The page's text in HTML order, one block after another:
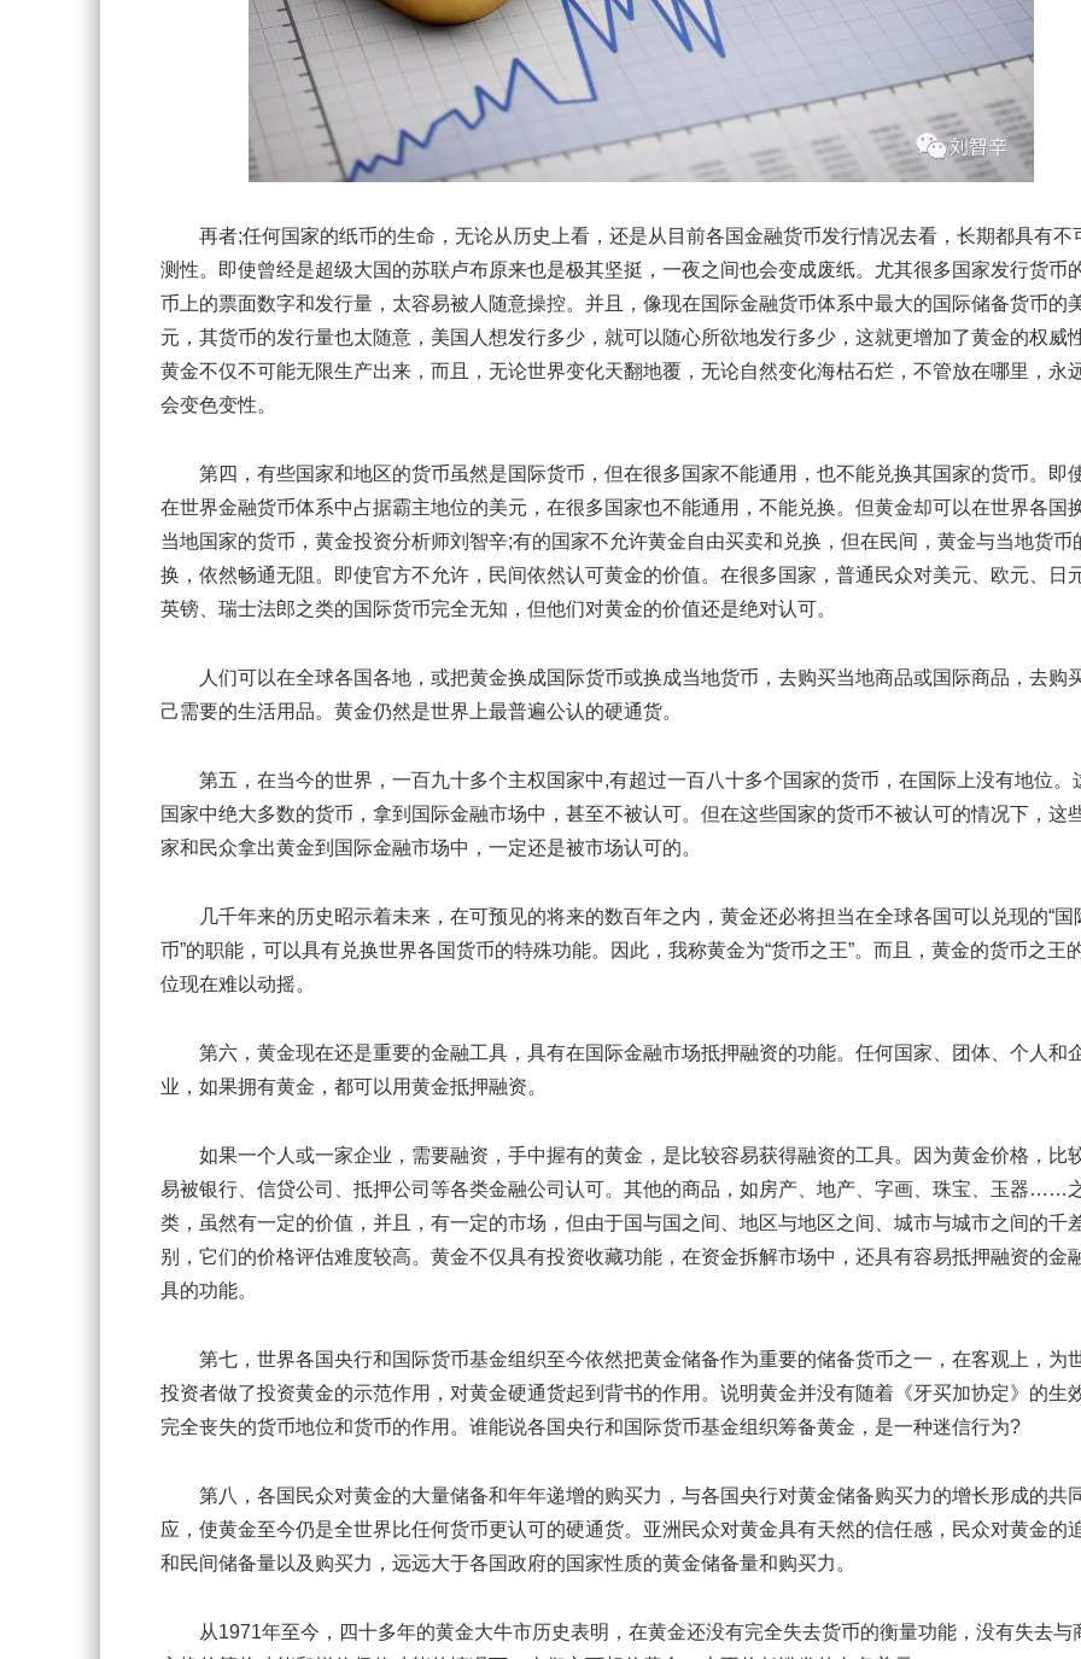
再者;任何国家的纸币的生命，无论从历史上看，还是从目前各国金融货币发行情况去看，长期都具有不
测性。即使曾经是超级大国的苏联卢布原来也是极其坚挺，一夜之间也会变成废纸。尤其很多国家发行货币
币上的票面数字和发行量，太容易被人随意操控。并且，像现在国际金融货币体系中最大的国际储备货币的
元，其货币的发行量也太随意，美国人想发行多少，就可以随心所欲地发行多少，这就更增加了黄金的权威
黄金不仅不可能无限生产出来，而且，无论世界变化天翻地覆，无论自然变化海枯石烂，不管放在哪里，永
会变色变性。
第四，有些国家和地区的货币虽然是国际货币，但在很多国家不能通用，也不能兑换其国家的货币。即
在世界金融货币体系中占据霸主地位的美元，在很多国家也不能通用，不能兑换。但黄金却可以在世界各国
当地国家的货币，黄金投资分析师刘智辛;有的国家不允许黄金自由买卖和兑换，但在民间，黄金与当地货币
换，依然畅通无阻。即使官方不允许，民间依然认可黄金的价值。在很多国家，普通民众对美元、欧元、日
英镑、瑞士法郎之类的国际货币完全无知，但他们对黄金的价值还是绝对认可。
人们可以在全球各国各地，或把黄金换成国际货币或换成当地货币，去购买当地商品或国际商品，去购
己需要的生活用品。黄金仍然是世界上最普遍公认的硬通货。
第五，在当今的世界，一百九十多个主权国家中,有超过一百八十多个国家的货币，在国际上没有地位。
国家中绝大多数的货币，拿到国际金融市场中，甚至不被认可。但在这些国家的货币不被认可的情况下，这
家和民众拿出黄金到国际金融市场中，一定还是被市场认可的。
几千年来的历史昭示着未来，在可预见的将来的数百年之内，黄金还必将担当在全球各国可以兑现的“国
币”的职能，可以具有兑换世界各国货币的特殊功能。因此，我称黄金为“货币之王”。而且，黄金的货币之王
位现在难以动摇。
第六，黄金现在还是重要的金融工具，具有在国际金融市场抵押融资的功能。任何国家、团体、个人和
业，如果拥有黄金，都可以用黄金抵押融资。
如果一个人或一家企业，需要融资，手中握有的黄金，是比较容易获得融资的工具。因为黄金价格，比
易被银行、信贷公司、抵押公司等各类金融公司认可。其他的商品，如房产、地产、字画、珠宝、玉器……
类，虽然有一定的价值，并且，有一定的市场，但由于国与国之间、地区与地区之间、城市与城市之间的千
别，它们的价格评估难度较高。黄金不仅具有投资收藏功能，在资金拆解市场中，还具有容易抵押融资的金
具的功能。
第七，世界各国央行和国际货币基金组织至今依然把黄金储备作为重要的储备货币之一，在客观上，为
投资者做了投资黄金的示范作用，对黄金硬通货起到背书的作用。说明黄金并没有随着《牙买加协定》的生
完全丧失的货币地位和货币的作用。谁能说各国央行和国际货币基金组织筹备黄金，是一种迷信行为?
第八，各国民众对黄金的大量储备和年年递增的购买力，与各国央行对黄金储备购买力的增长形成的共
应，使黄金至今仍是全世界比任何货币更认可的硬通货。亚洲民众对黄金具有天然的信任感，民众对黄金的
和民间储备量以及购买力，远远大于各国政府的国家性质的黄金储备量和购买力。
从1971年至今，四十多年的黄金大牛市历史表明，在黄金还没有完全失去货币的衡量功能，没有失去与